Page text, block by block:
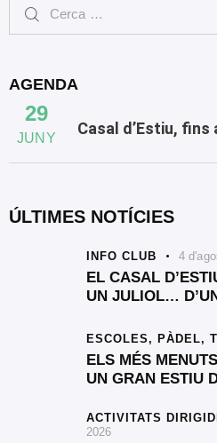
AGENDA
29
JUNY
Casal d’Estiu,
ÚLTIMES NOTÍCIES
INFO CLUB 4
EL CASAL
UN JULIOL…
ESCOLES, PÀDEL,
ELS MÉS
UN GRAN ESTIU
ACTIVITATS
2026